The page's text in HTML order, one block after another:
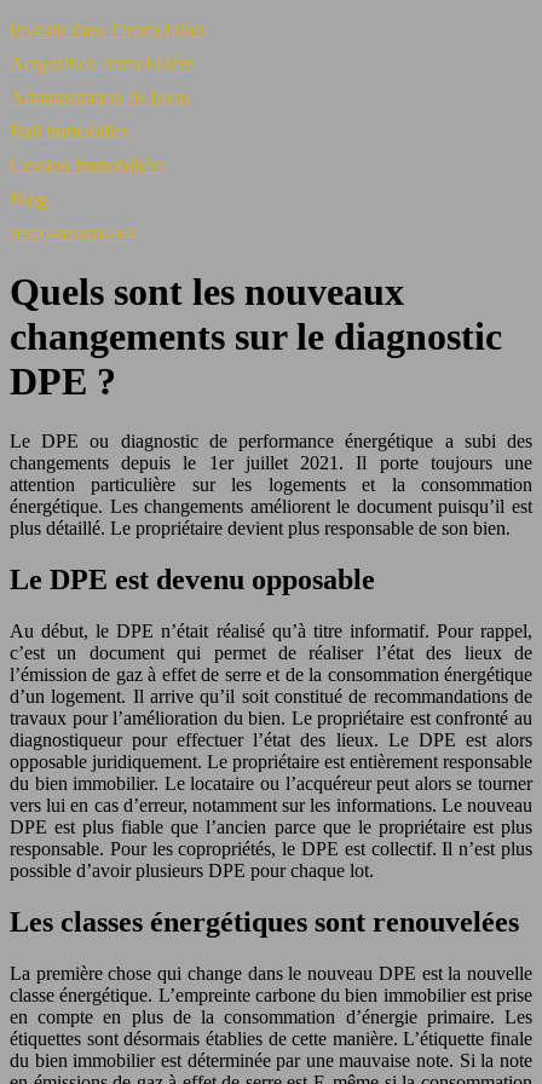
Investir dans l’immobilier
Acquisition immobilière
Administration de biens
Bail immobilier
Cession immobilière
Blog
resco-resume-v4
Quels sont les nouveaux
changements sur le diagnostic
DPE ?
Le DPE ou diagnostic de performance énergétique a subi des
changements depuis le 1er juillet 2021. Il porte toujours une
attention particulière sur les logements et la consommation
énergétique. Les changements améliorent le document puisqu’il est
plus détaillé. Le propriétaire devient plus responsable de son bien.
Le DPE est devenu opposable
Au début, le DPE n’était réalisé qu’à titre informatif. Pour rappel,
c’est un document qui permet de réaliser l’état des lieux de
l’émission de gaz à effet de serre et de la consommation énergétique
d’un logement. Il arrive qu’il soit constitué de recommandations de
travaux pour l’amélioration du bien. Le propriétaire est confronté au
diagnostiqueur pour effectuer l’état des lieux. Le DPE est alors
opposable juridiquement. Le propriétaire est entièrement responsable
du bien immobilier. Le locataire ou l’acquéreur peut alors se tourner
vers lui en cas d’erreur, notamment sur les informations. Le nouveau
DPE est plus fiable que l’ancien parce que le propriétaire est plus
responsable. Pour les copropriétés, le DPE est collectif. Il n’est plus
possible d’avoir plusieurs DPE pour chaque lot.
Les classes énergétiques sont renouvelées
La première chose qui change dans le nouveau DPE est la nouvelle
classe énergétique. L’empreinte carbone du bien immobilier est prise
en compte en plus de la consommation d’énergie primaire. Les
étiquettes sont désormais établies de cette manière. L’étiquette finale
du bien immobilier est déterminée par une mauvaise note. Si la note